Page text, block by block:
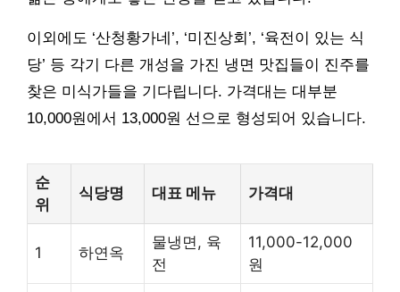
이외에도 ‘산청황가네’, ‘미진상회’, ‘육전이 있는 식
당’ 등 각기 다른 개성을 가진 냉면 맛집들이 진주를
찾은 미식가들을 기다립니다. 가격대는 대부분
10,000원에서 13,000원 선으로 형성되어 있습니다.
순
위
식당명 대표 메뉴 가격대
1 하연옥
물냉면, 육
전
11,000-12,000
원